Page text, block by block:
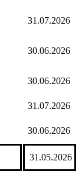
31.07.2026
30.06.2026